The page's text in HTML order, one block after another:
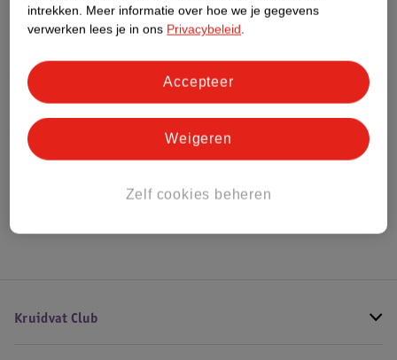
Bestel & Bezorginformatie
Bekijk ook
Kruidvat Club
intrekken. Meer informatie over hoe we je gegevens
verwerken lees je in ons Privacybeleid.
Zelf cookies beheren
Weigeren
Accepteer